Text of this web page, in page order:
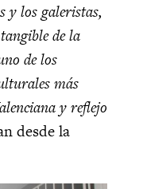
y los galeristas,
de la
de los
más
y reflejo
desde la